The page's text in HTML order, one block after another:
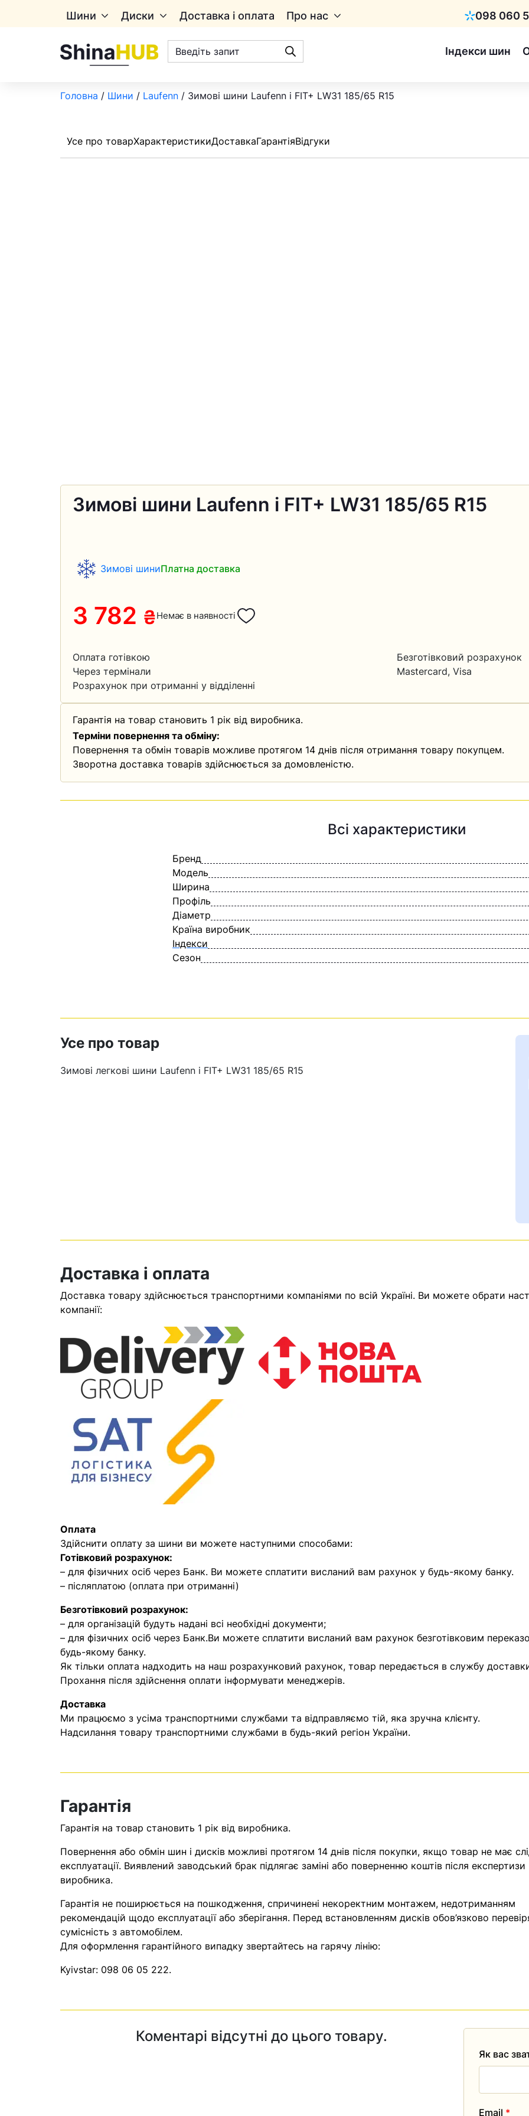
Шини Диски Доставка і оплата Про нас 098 060
Київстар
Пошук
товарів
Індекси шин
У кошику немає товарів.
Оператор зв’яжеться з
найближчим часом
Головна / Шини / Laufenn / Зимові шини Laufenn i FIT+ LW31 185/65 R15
Усе про товарХарактеристикиДоставкаГарантіяВідгуки
Зимові шини Laufenn i FIT+ LW31 185/65 R15
Зимові шиниПлатна доставка
3 782 ₴Немає в наявності
Оплата готівкою
Безготівковий розрахунок
Через термінали
Mastercard, Visa
Розрахунок при отриманні у відділенні
Гарантія на товар становить 1 рік від виробника.
Терміни повернення та обміну:
Повернення та обмін товарів можливе протягом 14 днів після отримання товару покупцем.
Зворотна доставка товарів здійснюється за домовленістю.
Всі характеристики
Бренд
Модель
Ширина
Профіль
Діаметр
Країна виробник
Індекси
Сезон
Усе про товар
Зимові легкові шини Laufenn i FIT+ LW31 185/65 R15
Доставка і оплата
Доставка товару здійснюється транспортними компаніями по всій Україні. Ви можете обрати
компанії:
Оплата
Здійснити оплату за шини ви можете наступними способами:
Готівковий розрахунок:
– для фізичних осіб через Банк. Ви можете сплатити висланий вам рахунок у будь-якому банку.
– післяплатою (оплата при отриманні)
Безготівковий розрахунок:
– для організацій будуть надані всі необхідні документи;
– для фізичних осіб через Банк.Ви можете сплатити висланий вам рахунок безготівковим
будь-якому банку.
Як тільки оплата надходить на наш розрахунковий рахунок, товар передається в службу
Прохання після здійснення оплати інформувати менеджерів.
Доставка
Ми працюємо з усіма транспортними службами та відправляємо тій, яка зручна клієнту.
Надсилання товару транспортними службами в будь-який регіон України.
Гарантія
Гарантія на товар становить 1 рік від виробника.
Повернення або обмін шин і дисків можливі протягом 14 днів після покупки, якщо товар не має
експлуатації. Виявлений заводський брак підлягає заміні або поверненню коштів після експертизи
виробника.
Гарантія не поширюється на пошкодження, спричинені некоректним монтажем, недотриманням
рекомендацій щодо експлуатації або зберігання. Перед встановленням дисків обов’язково
сумісність з автомобілем.
Для оформлення гарантійного випадку звертайтесь на гарячу лінію:
Kyivstar: 098 06 05 222.
Коментарі відсутні до цього товару.
Як вас
Email *